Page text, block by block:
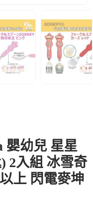
嬰幼兒 星星
2入組 冰雪奇
上 閃電麥坤